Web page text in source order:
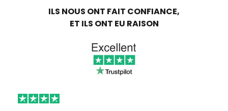
ILS NOUS ONT FAIT CONFIANCE,
ET ILS ONT EU RAISON